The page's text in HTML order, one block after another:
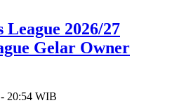
League 2026/27
Gelar Owner
20:54 WIB